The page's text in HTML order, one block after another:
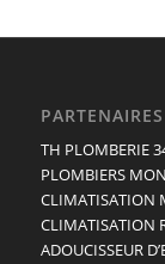
PARTENAIRES
TH PLOMBERIE
PLOMBIERS
CLIMATISATION
CLIMATISATION
ADOUCISSEUR